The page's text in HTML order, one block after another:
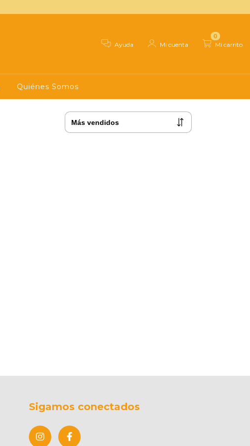
Ayuda Mi cuenta Mi carrito
0
Quiénes Somos
Sigamos conectados